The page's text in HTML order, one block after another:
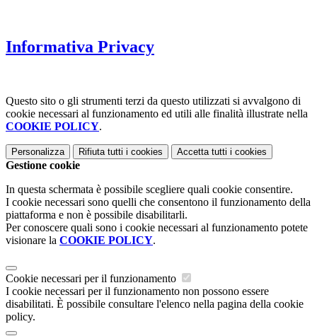
Informativa Privacy
Questo sito o gli strumenti terzi da questo utilizzati si avvalgono di
cookie necessari al funzionamento ed utili alle finalità illustrate nella
COOKIE POLICY.
Personalizza Rifiuta tutti i cookies Accetta tutti i cookies
Gestione cookie
In questa schermata è possibile scegliere quali cookie consentire.
I cookie necessari sono quelli che consentono il funzionamento della
piattaforma e non è possibile disabilitarli.
Per conoscere quali sono i cookie necessari al funzionamento potete
visionare la COOKIE POLICY.
Cookie necessari per il funzionamento
I cookie necessari per il funzionamento non possono essere
disabilitati. È possibile consultare l'elenco nella pagina della cookie
policy.